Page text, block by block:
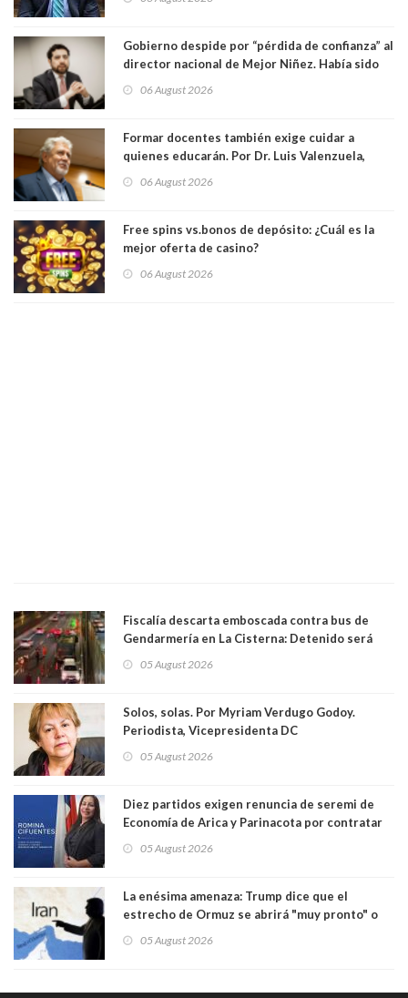
día que me muera”
Gobierno despide por “pérdida de confianza” al
director nacional de Mejor Niñez. Había sido
06 August 2026
Formar docentes también exige cuidar a
quienes educarán. Por Dr. Luis Valenzuela,
Académicos U. Católica Silva Henríquez
06 August 2026
Free spins vs.bonos de depósito: ¿Cuál es la
mejor oferta de casino?
06 August 2026
Fiscalía descarta emboscada contra bus de
Gendarmería en La Cisterna: Detenido será
05 August 2026
Solos, solas. Por Myriam Verdugo Godoy.
Periodista, Vicepresidenta DC
05 August 2026
Diez partidos exigen renuncia de seremi de
Economía de Arica y Parinacota por contratar
una militante de RN, detenida con 47 kilos de
05 August 2026
La enésima amenaza: Trump dice que el
estrecho de Ormuz se abrirá "muy pronto" o
05 August 2026